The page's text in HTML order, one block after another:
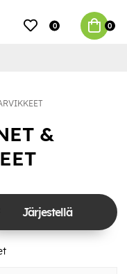
0 0
&
Järjestellä